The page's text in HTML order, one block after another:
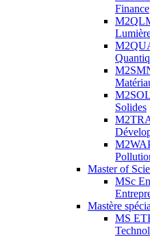
Finance
Solides
Master of
MSc
Mastère
MS